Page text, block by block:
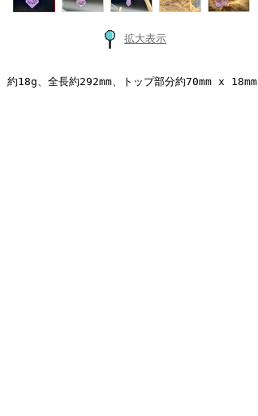
拡大表示
約18g、全長約292mm、トップ部分約70mm x 18mm